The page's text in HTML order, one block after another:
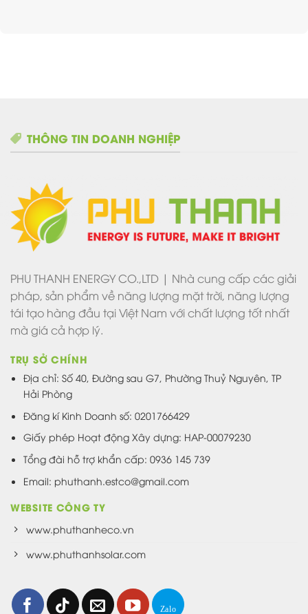
THÔNG TIN DOANH NGHIỆP
PHU THANH ENERGY CO.,LTD | Nhà cung cấp các giải
pháp, sản phẩm về năng lượng mặt trời, năng lượng
tái tạo hàng đầu tại Việt Nam với chất lượng tốt nhất
mà giá cả hợp lý.
TRỤ SỞ CHÍNH
Địa chỉ: Số 40, Đường sau G7, Phường Thuỷ Nguyên, TP
Hải Phòng
Đăng kí Kinh Doanh số: 0201766429
Giấy phép Hoạt động Xây dựng: HAP-00079230
Tổng đài hỗ trợ khẩn cấp: 0936 145 739
Email: phuthanh.estco@gmail.com
WEBSITE CÔNG TY
www.phuthanheco.vn
www.phuthanhsolar.com